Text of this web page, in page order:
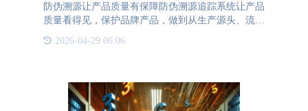
防伪溯源让产品质量有保障防伪溯源追踪系统让产品
质量看得见，保护品牌产品，做到从生产源头、流通
同步，连接消费者，让整个产业链数据实时共享，建
2026-04-29 06:06